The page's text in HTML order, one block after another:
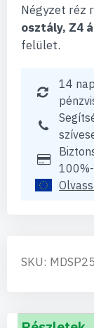
Négyzet réz
osztály, Z4
felület.
14
SKU: